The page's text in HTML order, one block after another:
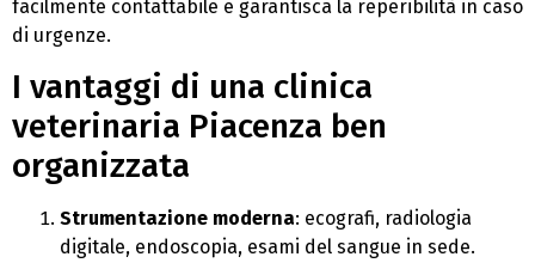
facilmente contattabile e garantisca la reperibilità in caso
di urgenze.
I vantaggi di una clinica
veterinaria Piacenza ben
organizzata
Strumentazione moderna: ecografi, radiologia
digitale, endoscopia, esami del sangue in sede.